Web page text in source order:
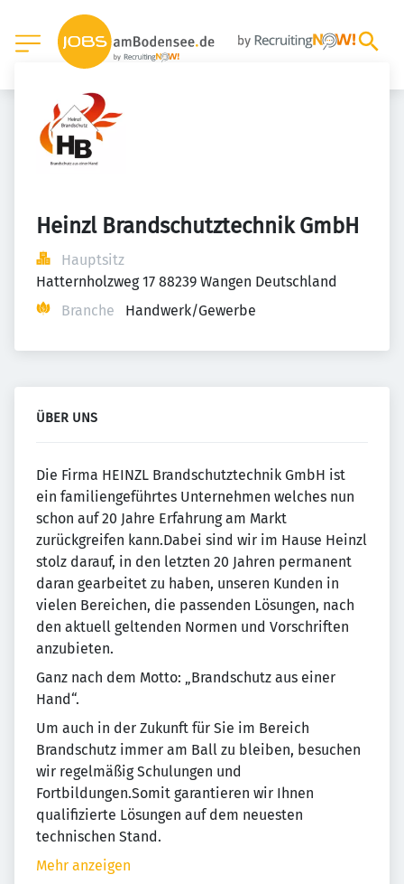
Heinzl Brandschutztechnik GmbH
Hauptsitz
Hatternholzweg 17 88239 Wangen Deutschland
Branche
Handwerk/Gewerbe
ÜBER UNS
Die Firma HEINZL Brandschutztechnik GmbH ist
ein familiengeführtes Unternehmen welches nun
schon auf 20 Jahre Erfahrung am Markt
zurückgreifen kann.Dabei sind wir im Hause Heinzl
stolz darauf, in den letzten 20 Jahren permanent
daran gearbeitet zu haben, unseren Kunden in
vielen Bereichen, die passenden Lösungen, nach
den aktuell geltenden Normen und Vorschriften
anzubieten.
Ganz nach dem Motto: „Brandschutz aus einer
Hand“.
Um auch in der Zukunft für Sie im Bereich
Brandschutz immer am Ball zu bleiben, besuchen
wir regelmäßig Schulungen und
Fortbildungen.Somit garantieren wir Ihnen
qualifizierte Lösungen auf dem neuesten
technischen Stand.
Mehr anzeigen